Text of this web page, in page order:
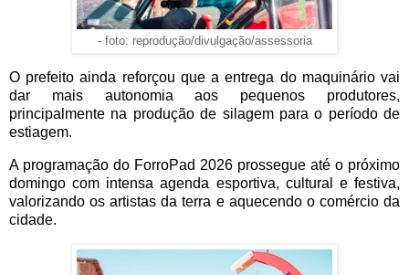
- foto: reprodução/divulgação/assessoria
O prefeito ainda reforçou que a entrega do maquinário vai
dar mais autonomia aos pequenos produtores,
principalmente na produção de silagem para o período de
estiagem.
A programação do ForroPad 2026 prossegue até o próximo
domingo com intensa agenda esportiva, cultural e festiva,
valorizando os artistas da terra e aquecendo o comércio da
cidade.